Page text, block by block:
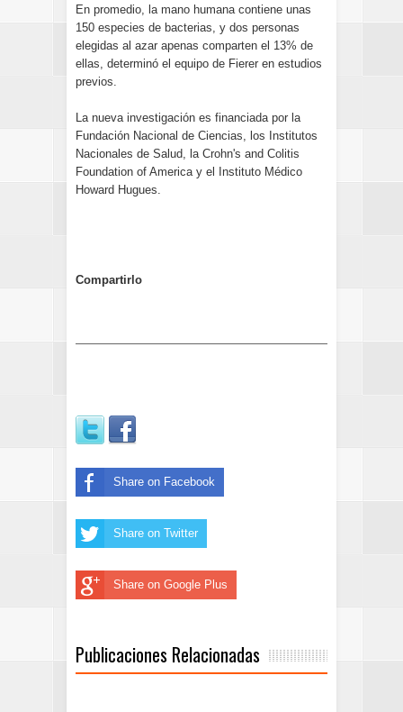
En promedio, la mano humana contiene unas
150 especies de bacterias, y dos personas
elegidas al azar apenas comparten el 13% de
ellas, determinó el equipo de Fierer en estudios
previos.
La nueva investigación es financiada por la
Fundación Nacional de Ciencias, los Institutos
Nacionales de Salud, la Crohn's and Colitis
Foundation of America y el Instituto Médico
Howard Hugues.
Compartirlo
Share on Facebook
Share on Twitter
Share on Google Plus
Publicaciones Relacionadas